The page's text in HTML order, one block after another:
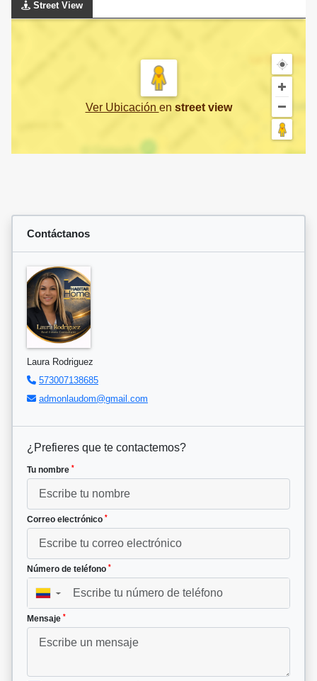
Street View
Ver Ubicación en street view
Contáctanos
Laura Rodriguez
573007138685
admonlaudom@gmail.com
¿Prefieres que te contactemos?
Tu nombre *
Correo electrónico *
Número de teléfono *
▼
Mensaje *